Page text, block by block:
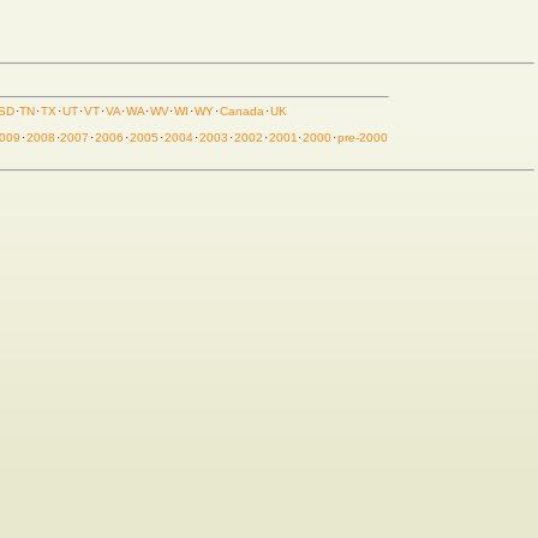
·TN·TX ·UT·VT·VA·WA·WV·WI ·WY·Canada ·UK
·2008 ·2007 ·2006 ·2005 ·2004·2003 ·2002 ·2001 ·2000·pre-2000